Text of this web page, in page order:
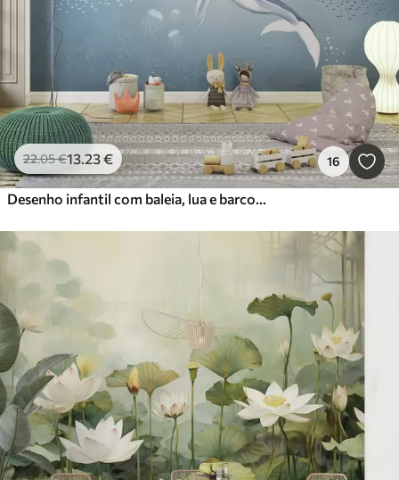
22.05€13.23€ 16
Desenho infantil com baleia, lua e barco com crianças